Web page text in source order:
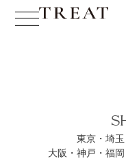
東京・埼
大阪・神戸・福